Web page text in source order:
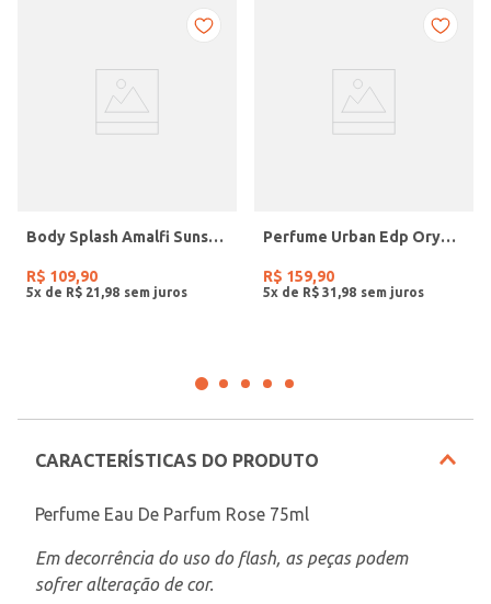
Body Splash Amalfi Sunset Skelt 100ml UNICO
R$ 109,90
5x de R$ 21 98
Perfume Urban Edp Orygens Fragrances 100ml UNICO
R$ 159,90
5x de R$ 31 98
CARACTERÍSTICAS DO PRODUTO
Perfume Eau De Parfum Rose 75ml
Em decorrência do uso do flash, as peças podem
sofrer alteração de cor.